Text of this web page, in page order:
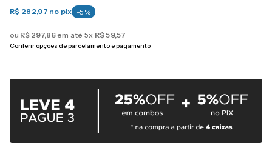
R$ 282,97 no pix -5 %
ou R$ 297,86 em até 5x R$59,57
Conferir opções de parcelamento e pagamento